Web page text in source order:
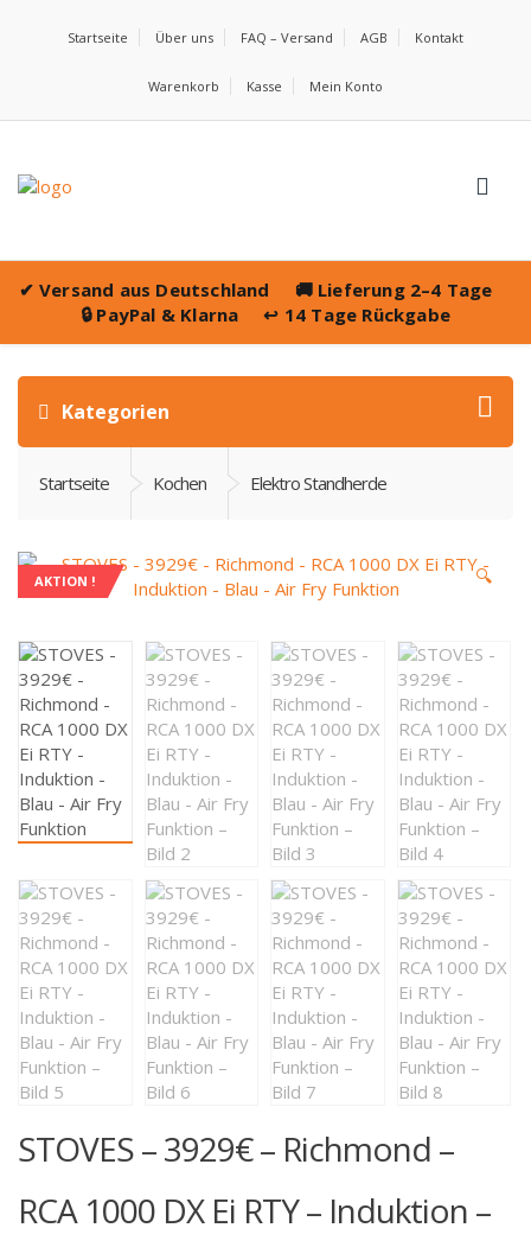
Startseite Über uns FAQ – Versand AGB Kontakt
Warenkorb Kasse Mein Konto
✔ Versand aus Deutschland 🚚 Lieferung 2–4 Tage
🔒 PayPal & Klarna ↩️ 14 Tage Rückgabe
Kategorien
Startseite Kochen Elektro Standherde
AKTION ! 🔍
STOVES – 3929€ – Richmond –
RCA 1000 DX Ei RTY – Induktion –